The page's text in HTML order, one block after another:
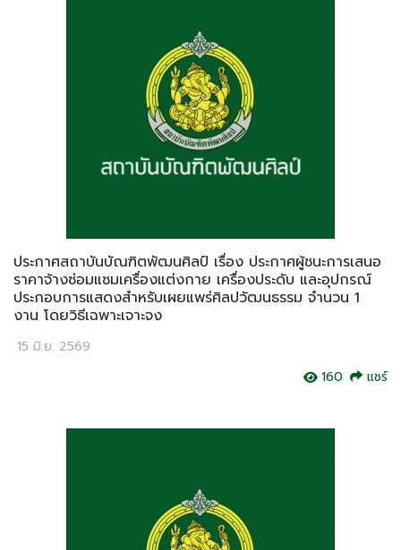
ประกาศสถาบันบัณฑิตพัฒนศิลป์ เรื่อง ประกาศผู้ชนะการเสนอ
ราคาจ้างซ่อมแซมเครื่องแต่งกาย เครื่องประดับ และอุปกรณ์
ประกอบการแสดงสำหรับเผยแพร่ศิลปวัฒนธรรม จำนวน 1
งาน โดยวิธีเฉพาะเจาะจง
15 มิ.ย. 2569
160
แชร์